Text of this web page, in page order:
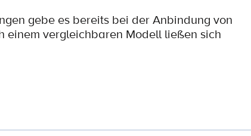
gebe es bereits bei der Anbindung von
einem vergleichbaren Modell ließen sich